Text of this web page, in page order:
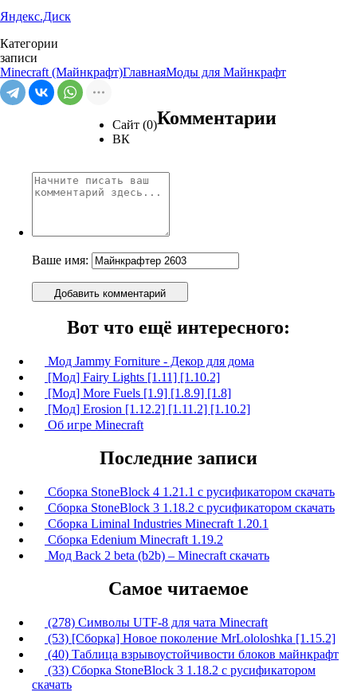
Яндекс.Диск
Категории
записи
Minecraft (Майнкрафт)ГлавнаяМоды для Майнкрафт
Сайт (0)
ВК
Комментарии
Ваше имя:
Добавить комментарий
Вот что ещё интересного:
Мод Jammy Forniture - Декор для дома
[Мод] Fairy Lights [1.11] [1.10.2]
[Мод] More Fuels [1.9] [1.8.9] [1.8]
[Мод] Erosion [1.12.2] [1.11.2] [1.10.2]
Об игре Minecraft
Последние записи
Сборка StoneBlock 4 1.21.1 с русификатором скачать
Сборка StoneBlock 3 1.18.2 с русификатором скачать
Сборка Liminal Industries Minecraft 1.20.1
Сборка Edenium Minecraft 1.19.2
Мод Back 2 beta (b2b) – Minecraft скачать
Самое читаемое
(278) Символы UTF-8 для чата Minecraft
(53) [Сборка] Новое поколение MrLololoshka [1.15.2]
(40) Таблица взрывоустойчивости блоков майнкрафт
(33) Сборка StoneBlock 3 1.18.2 с русификатором
скачать